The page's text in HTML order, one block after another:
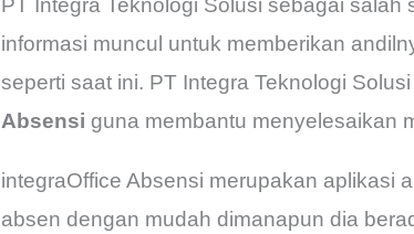
PT Integra Teknologi Solusi sebagai
informasi muncul untuk memberikan
seperti saat ini. PT Integra Teknologi
Absensi guna membantu menyelesaikan
integraOffice Absensi merupakan aplikasi
absen dengan mudah dimanapun dia